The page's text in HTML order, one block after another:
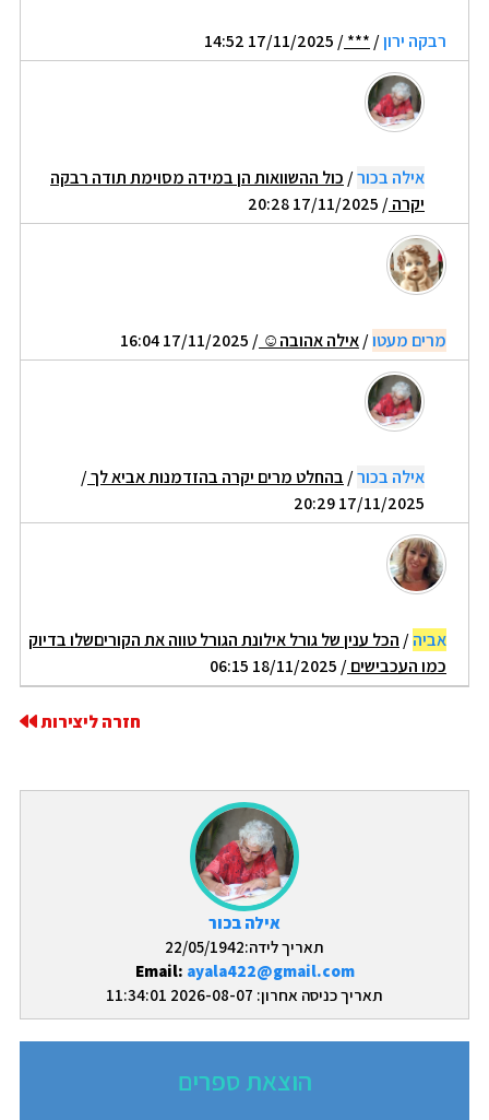
אילה בכור
תאריך לידה:22/05/1942
Email: ayala422@gmail.com
תאריך כניסה אחרון: 2026-08-07 11:34:01
הוצאת ספרים
רבקה ירון/
***
/ 17/11/2025 14:52
אילה בכור/ כול ההשוואות הן במידה מסוימת תודה רבקה
יקרה/ 17/11/2025 20:28
מרים מעטו/אילה אהובה☺ / 17/11/2025 16:04
אילה בכור/ בהחלט מרים יקרה בהזדמנות אביא לך/
17/11/2025 20:29
אביה/ הכל ענין של גורל אילונת הגורל טווה את הקוריםשלו בדיוק
כמו העכבישים/ 18/11/2025 06:15
חזרה ליצירות